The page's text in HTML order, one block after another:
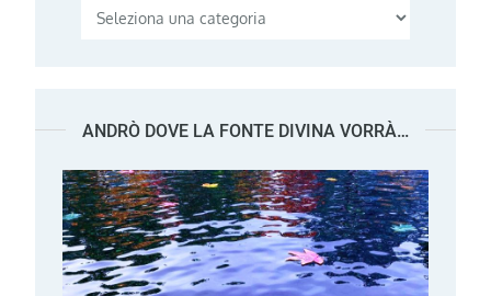
Categorie
ANDRÒ DOVE LA FONTE DIVINA VORRÀ…